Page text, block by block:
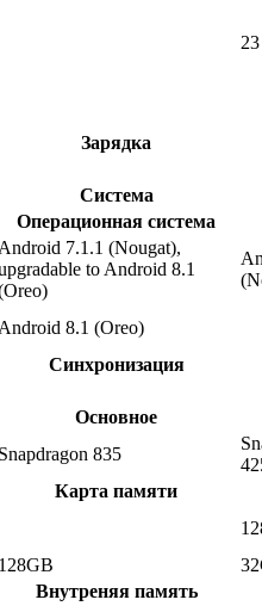
Зарядка
Система
Операционная система
7.1.1 (Nougat),
to Android 8.1
8.1 (Oreo)
Синхронизация
Основное
Snapdragon 835
Карта памяти
128GB
Внутреняя память